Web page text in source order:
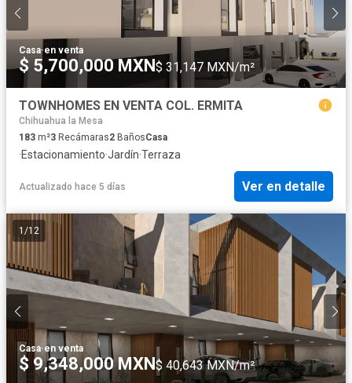
Casa·en venta
$ 5,700,000 MXN$ 31,147 MXN/m²
TOWNHOMES EN VENTA COL. ERMITA
Chihuahua la Mesa
183 m²3 Recámaras2 BañosCasa
·Estacionamiento·Jardín·Terraza
Actualizado hace 5 días Ver en detalle
1 /12
Casa·en venta
$ 9,348,000 MXN$ 40,643 MXN/m²